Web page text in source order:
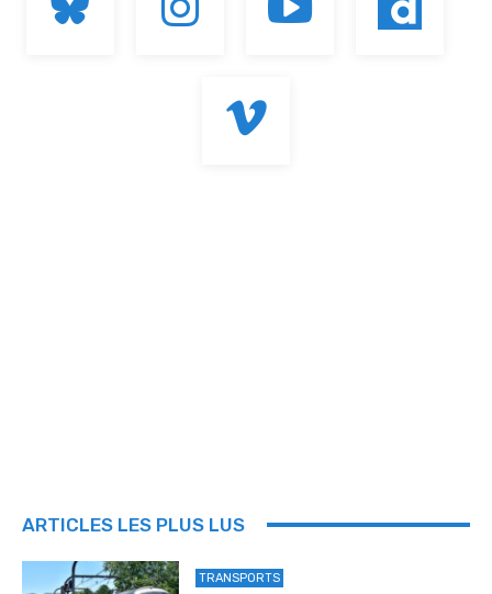
ARTICLES LES PLUS LUS
TRANSPORTS